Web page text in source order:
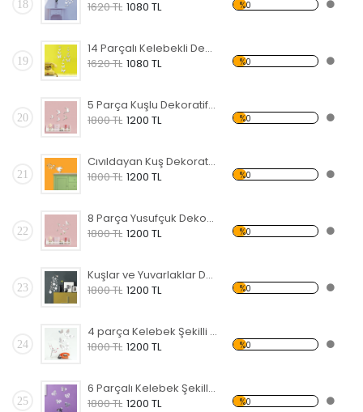
18 1620 TL 1080 TL %0
19
14 Parçalı Kelebekli Dekoratif Kırılmaz Ayna
1620 TL 1080 TL %0
20
5 Parça Kuşlu Dekoratif Kırılmaz Ayna
1800 TL 1200 TL %0
21
Cıvıldayan Kuş Dekoratif Kırılmaz Ayna
1800 TL 1200 TL %0
22
8 Parça Yusufçuk Dekoratif Kırılmaz Ayna
1800 TL 1200 TL %0
23
Kuşlar ve Yuvarlaklar Dekoratif Kırılmaz Ayna
1800 TL 1200 TL %0
24
4 parça Kelebek Şekilli Dekoratif Kırılmaz Ayna
1800 TL 1200 TL %0
25
6 Parçalı Kelebek Şekilli Dekoratif Kırılmaz Ayna
1800 TL 1200 TL %0